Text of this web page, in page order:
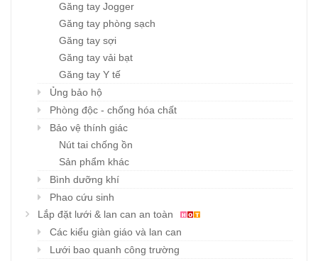
Găng tay Jogger
Găng tay phòng sạch
Găng tay sợi
Găng tay vải bạt
Găng tay Y tế
Ủng bảo hộ
Phòng độc - chống hóa chất
Bảo vệ thính giác
Nút tai chống ồn
Sản phẩm khác
Bình dưỡng khí
Phao cứu sinh
Lắp đặt lưới & lan can an toàn
Các kiểu giàn giáo và lan can
Lưới bao quanh công trường